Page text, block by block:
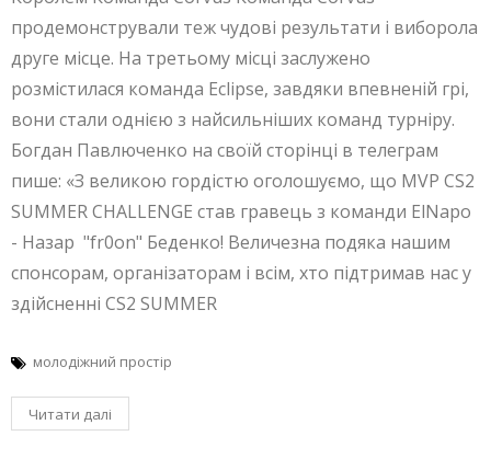
продемонстрували теж чудові результати і виборола
друге місце. На третьому місці заслужено
розмістилася команда Eclipse, завдяки впевненій грі,
вони стали однією з найсильніших команд турніру.
Богдан Павлюченко на своїй сторінці в телеграм
пише: «З великою гордістю оголошуємо, що MVP CS2
SUMMER CHALLENGE став гравець з команди ElNapo
- Назар "fr0on" Беденко! Величезна подяка нашим
спонсорам, організаторам і всім, хто підтримав нас у
здійсненні CS2 SUMMER
молодіжний простір
Читати далі